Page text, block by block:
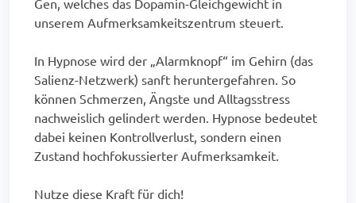
Gen, welches das Dopamin-Gleichgewicht in
unserem Aufmerksamkeitszentrum steuert.
In Hypnose wird der „Alarmknopf“ im Gehirn (das
Salienz-Netzwerk) sanft heruntergefahren. So
können Schmerzen, Ängste und Alltagsstress
nachweislich gelindert werden. Hypnose bedeutet
dabei keinen Kontrollverlust, sondern einen
Zustand hochfokussierter Aufmerksamkeit.
Nutze diese Kraft für dich!